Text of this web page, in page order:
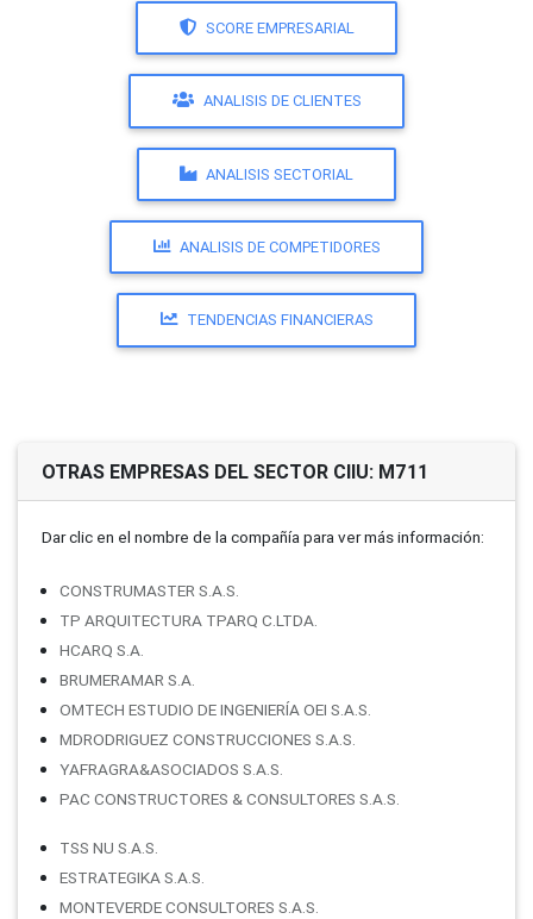
SCORE EMPRESARIAL
ANALISIS DE CLIENTES
ANALISIS SECTORIAL
ANALISIS DE COMPETIDORES
TENDENCIAS FINANCIERAS
OTRAS EMPRESAS DEL SECTOR CIIU: M711
Dar clic en el nombre de la compañí­a para ver más información:
CONSTRUMASTER S.A.S.
TP ARQUITECTURA TPARQ C.LTDA.
HCARQ S.A.
BRUMERAMAR S.A.
OMTECH ESTUDIO DE INGENIERÍA OEI S.A.S.
MDRODRIGUEZ CONSTRUCCIONES S.A.S.
YAFRAGRA&ASOCIADOS S.A.S.
PAC CONSTRUCTORES & CONSULTORES S.A.S.
TSS NU S.A.S.
ESTRATEGIKA S.A.S.
MONTEVERDE CONSULTORES S.A.S.